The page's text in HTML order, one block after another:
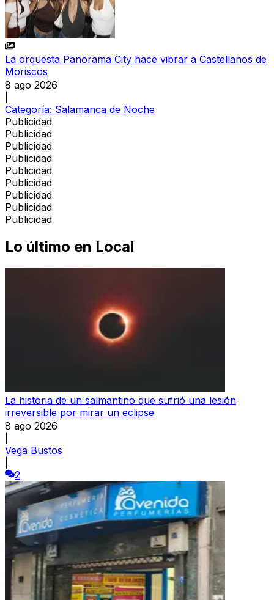
La orquesta Panorama City hace vibrar a Castellanos de
Moriscos
8 ago 2026
Categoría: Salamanca de Noche
Publicidad
Publicidad
Publicidad
Publicidad
Publicidad
Publicidad
Publicidad
Publicidad
Publicidad
Lo último en Local
La historia de un salmantino que sufrió una lesión
irreversible por mirar un eclipse
8 ago 2026
Vega Bustos
2